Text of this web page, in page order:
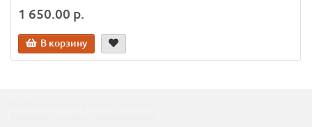
1 650.00 р.
В корзину